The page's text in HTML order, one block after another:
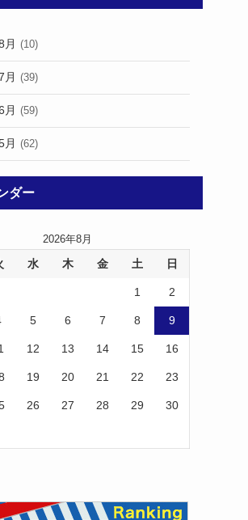
月 (10)
月 (39)
月 (59)
月 (62)
ダー
2026年8月
水 木 金 土 日
1 2
5 6 7 8 9
12 13 14 15 16
19 20 21 22 23
26 27 28 29 30